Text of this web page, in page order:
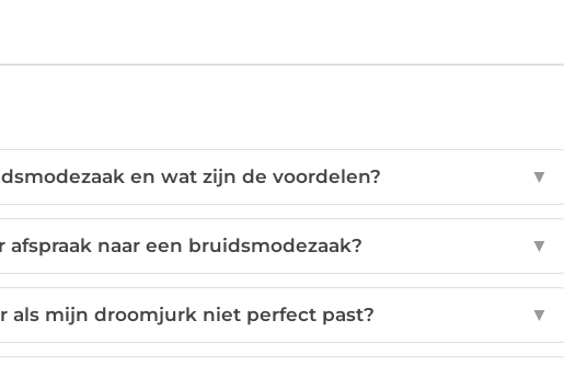
en wat zijn de voordelen? ▼
afspraak naar een bruidsmodezaak? ▼
als mijn droomjurk niet perfect past? ▼